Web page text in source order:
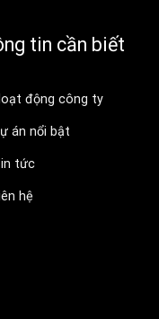
tin cần biết
động công ty
án nổi bật
tức
hệ